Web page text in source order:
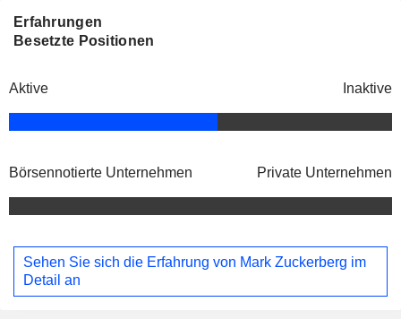
Erfahrungen
Besetzte Positionen
Aktive Inaktive
Börsennotierte Unternehmen Private Unternehmen
Sehen Sie sich die Erfahrung von Mark Zuckerberg im
Detail an